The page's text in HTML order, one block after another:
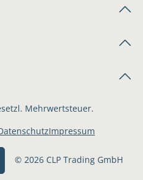
Mehrwertsteuer.
© 2026 CLP Trading GmbH
Impressum